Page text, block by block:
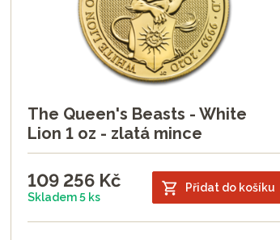
The Queen's Beasts - White
Lion 1 oz - zlatá mince
109 256 Kč
Skladem 5 ks
Přidat do košíku